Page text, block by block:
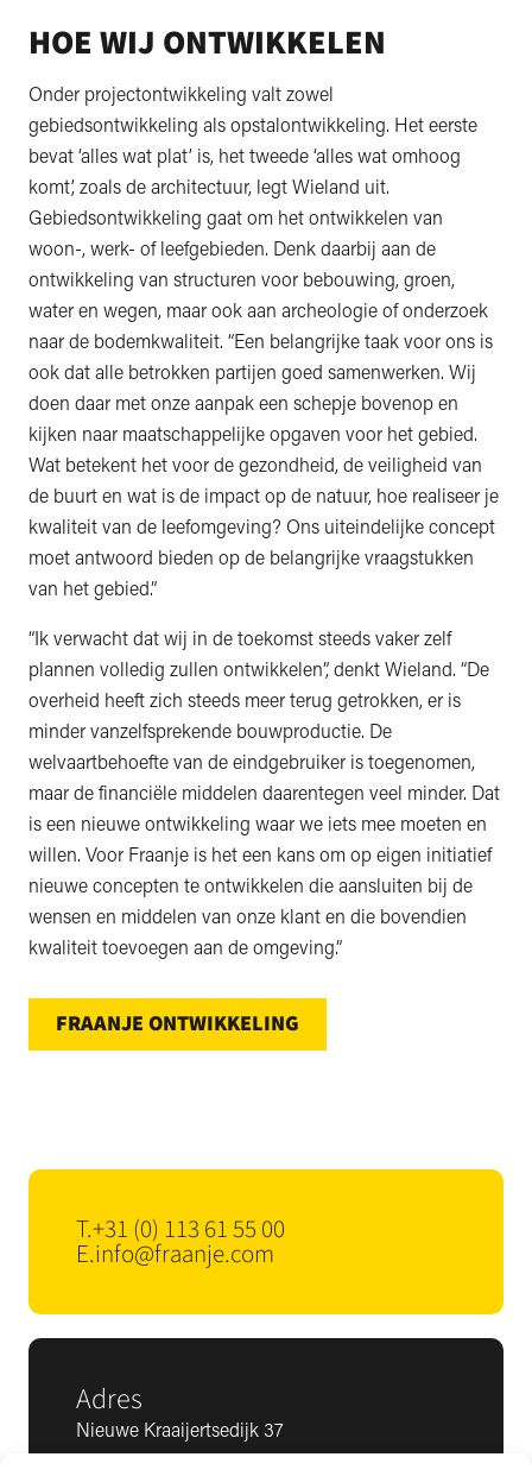
HOE WIJ ONTWIKKELEN
Onder projectontwikkeling valt zowel
gebiedsontwikkeling als opstalontwikkeling. Het eerste
bevat ‘alles wat plat’ is, het tweede ‘alles wat omhoog
komt’, zoals de architectuur, legt Wieland uit.
Gebiedsontwikkeling gaat om het ontwikkelen van
woon-, werk- of leefgebieden. Denk daarbij aan de
ontwikkeling van structuren voor bebouwing, groen,
water en wegen, maar ook aan archeologie of onderzoek
naar de bodemkwaliteit. “Een belangrijke taak voor ons is
ook dat alle betrokken partijen goed samenwerken. Wij
doen daar met onze aanpak een schepje bovenop en
kijken naar maatschappelijke opgaven voor het gebied.
Wat betekent het voor de gezondheid, de veiligheid van
de buurt en wat is de impact op de natuur, hoe realiseer je
kwaliteit van de leefomgeving? Ons uiteindelijke concept
moet antwoord bieden op de belangrijke vraagstukken
van het gebied.”
“Ik verwacht dat wij in de toekomst steeds vaker zelf
plannen volledig zullen ontwikkelen”, denkt Wieland. “De
overheid heeft zich steeds meer terug getrokken, er is
minder vanzelfsprekende bouwproductie. De
welvaartbehoefte van de eindgebruiker is toegenomen,
maar de financiële middelen daarentegen veel minder. Dat
is een nieuwe ontwikkeling waar we iets mee moeten en
willen. Voor Fraanje is het een kans om op eigen initiatief
nieuwe concepten te ontwikkelen die aansluiten bij de
wensen en middelen van onze klant en die bovendien
kwaliteit toevoegen aan de omgeving.”
FRAANJE ONTWIKKELING
T.+31 (0) 113 61 55 00
E.info@fraanje.com
Adres
Nieuwe Kraaijertsedijk 37
4458 NK ’s-Heer Arendskerke